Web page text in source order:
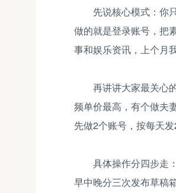
先说核心模式：你
做的就是登录账号，把
事和娱乐资讯，上个月
再讲讲大家最关心
频单价最高，有个做夫
先做2个账号，按每天
具体操作分四步走
早中晚分三次发布草稿